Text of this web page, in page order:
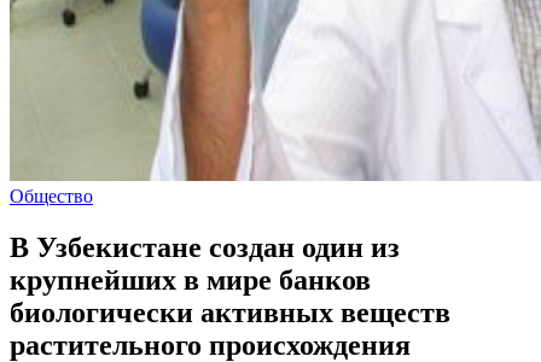
Общество
В Узбекистане создан один из
крупнейших в мире банков
биологически активных веществ
растительного происхождения